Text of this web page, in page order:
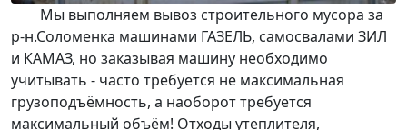
Мы выполняем вывоз строительного мусора за
р-н.Соломенка машинами ГАЗЕЛЬ, самосвалами ЗИЛ
и КАМАЗ, но заказывая машину необходимо
учитывать - часто требуется не максимальная
грузоподъёмность, а наоборот требуется
максимальный объём! Отходы утеплителя,